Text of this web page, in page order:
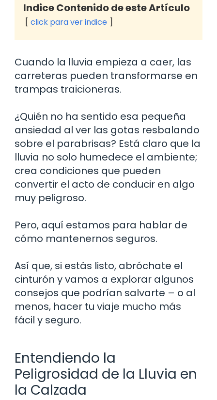
Indice Contenido de este Artículo
click para ver indice
Cuando la lluvia empieza a caer, las
carreteras pueden transformarse en
trampas traicioneras.
¿Quién no ha sentido esa pequeña
ansiedad al ver las gotas resbalando
sobre el parabrisas? Está claro que la
lluvia no solo humedece el ambiente;
crea condiciones que pueden
convertir el acto de conducir en algo
muy peligroso.
Pero, aquí estamos para hablar de
cómo mantenernos seguros.
Así que, si estás listo, abróchate el
cinturón y vamos a explorar algunos
consejos que podrían salvarte – o al
menos, hacer tu viaje mucho más
fácil y seguro.
Entendiendo la
Peligrosidad de la Lluvia en
la Calzada